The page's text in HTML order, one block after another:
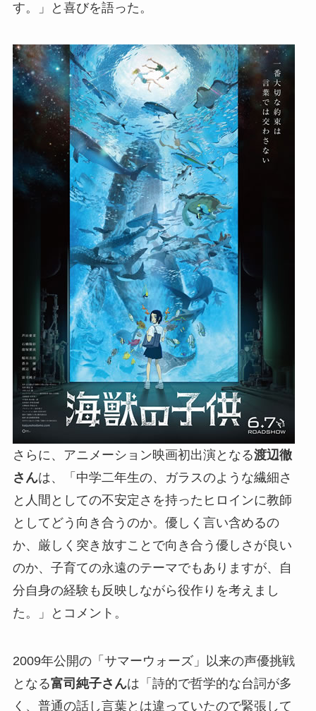
す。」と喜びを語った。
さらに、アニメーション映画初出演となる渡辺徹
さんは、「中学二年生の、ガラスのような繊細さ
と人間としての不安定さを持ったヒロインに教師
としてどう向き合うのか。優しく言い含めるの
か、厳しく突き放すことで向き合う優しさが良い
のか、子育ての永遠のテーマでもありますが、自
分自身の経験も反映しながら役作りを考えまし
た。」とコメント。
2009年公開の「サマーウォーズ」以来の声優挑戦
となる富司純子さんは「詩的で哲学的な台詞が多
く、普通の話し言葉とは違っていたので緊張して